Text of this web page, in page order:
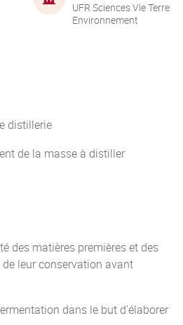
UFR Sciences Vie Terre
Environnement
distillerie
de la masse à distiller
des matières premières et des
leur conservation avant
dans le but d’élaborer